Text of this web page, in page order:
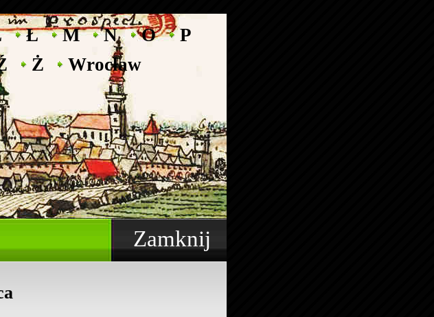
Ł M N O
P
Ż Wrocław
Zamknij